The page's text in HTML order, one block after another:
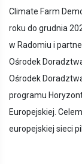
Climate Farm
roku do grudnia
w Radomiu i
Ośrodek
Ośrodek
programu
Europejskiej.
europejskiej sieci